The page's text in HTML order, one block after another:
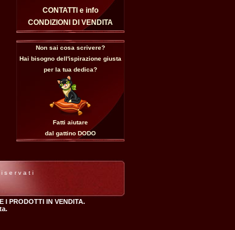
CONTATTI e info
CONDIZIONI DI VENDITA
Non sai cosa scrivere?
Hai bisogno dell'ispirazione giusta
per la tua dedica?
Fatti aiutare
dal gattino DODO
I PRODOTTI IN VENDITA.